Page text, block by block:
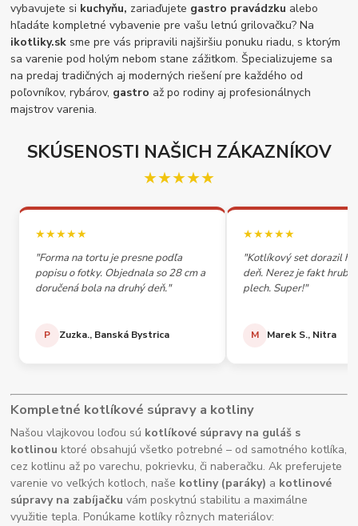
vybavujete si kuchyňu, zariaďujete gastro pravádzku alebo
hľadáte kompletné vybavenie pre vašu letnú grilovačku? Na
ikotliky.sk sme pre vás pripravili najširšiu ponuku riadu, s ktorým
sa varenie pod holým nebom stane zážitkom. Špecializujeme sa
na predaj tradičných aj moderných riešení pre každého od
poľovníkov, rybárov, gastro až po rodiny aj profesionálnych
majstrov varenia.
SKÚSENOSTI NAŠICH ZÁKAZNÍKOV
★★★★★
★★★★★
"Forma na tortu je presne podľa
popisu o fotky. Objednala so 28 cm a
doručená bola na druhý deň."
P Zuzka., Banská Bystrica
★★★★★
"Kotlíkový set dorazil
deň. Nerez je fakt
plech. Super!"
M Marek S., Nitra
Kompletné kotlíkové súpravy a kotliny
Našou vlajkovou loďou sú kotlíkové súpravy na guláš s
kotlinou ktoré obsahujú všetko potrebné – od samotného kotlíka,
cez kotlinu až po varechu, pokrievku, či naberačku. Ak preferujete
varenie vo veľkých kotloch, naše kotliny (paráky) a kotlinové
súpravy na zabíjačku vám poskytnú stabilitu a maximálne
využitie tepla. Ponúkame kotlíky rôznych materiálov: